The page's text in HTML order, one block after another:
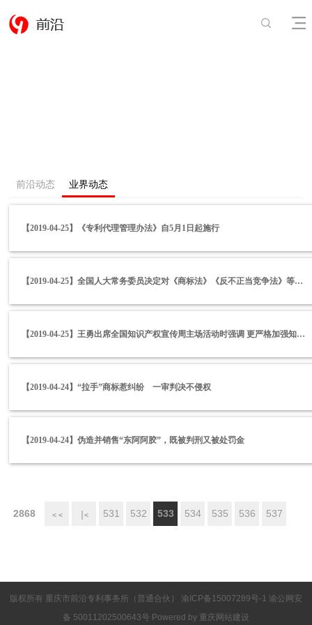
前沿动态 业界动态
【2019-04-25】《专利代理管理办法》自5月1日起施行
【2019-04-25】全国人大常务委员决定对《商标法》《反不正当竞争法》等八部法律作出修改
【2019-04-25】王勇出席全国知识产权宣传周主场活动时强调 更严格加强知识产权保护 营造一流创新和营商环境
【2019-04-24】“拉手”商标惹纠纷 一审判决不侵权
【2019-04-24】伪造并销售“东阿阿胶”，既被判刑又被处罚金
2868 531 532 533 534 535 536 537
版权所有 重庆市前沿专利事务所（普通合伙） 渝ICP备15007289号-1 渝公网安
备 50011202500643号 Powered by 重庆网站建设